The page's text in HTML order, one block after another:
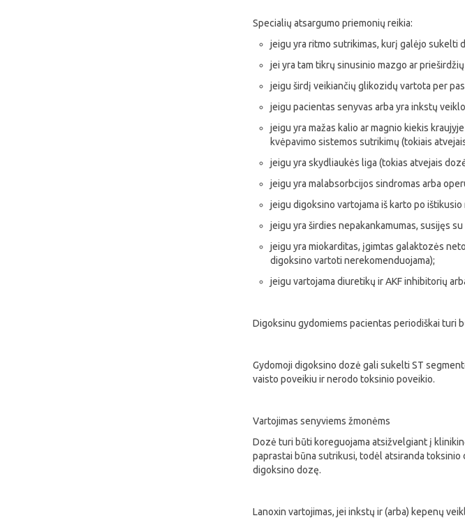
Specialių atsargumo priemonių reikia:
jeigu yra ritmo sutrikimas, kurį galėjo sukelti
jei yra tam tikrų sinusinio mazgo ar
jeigu širdį veikiančių glikozidų vartota per
jeigu pacientas senyvas arba yra inkstų
jeigu yra mažas kalio ar magnio kiekis
kvėpavimo sistemos sutrikimų (tokiais
jeigu yra skydliaukės liga (tokias atvejais
jeigu yra malabsorbcijos sindromas arba
jeigu digoksino vartojama iš karto po
jeigu yra širdies nepakankamumas, susijęs
jeigu yra miokarditas, įgimtas galaktozės
digoksino vartoti nerekomenduojama);
jeigu vartojama diuretikų ir AKF inhibitorių
Digoksinu gydomiems pacientas periodiškai turi
Gydomoji digoksino dozė gali sukelti ST
vaisto poveikiu ir nerodo toksinio poveikio.
Vartojimas senyviems žmonėms
Dozė turi būti koreguojama atsižvelgiant į
paprastai būna sutrikusi, todėl atsiranda
digoksino dozę.
Lanoxin vartojimas, jei inkstų ir (arba) kepenų